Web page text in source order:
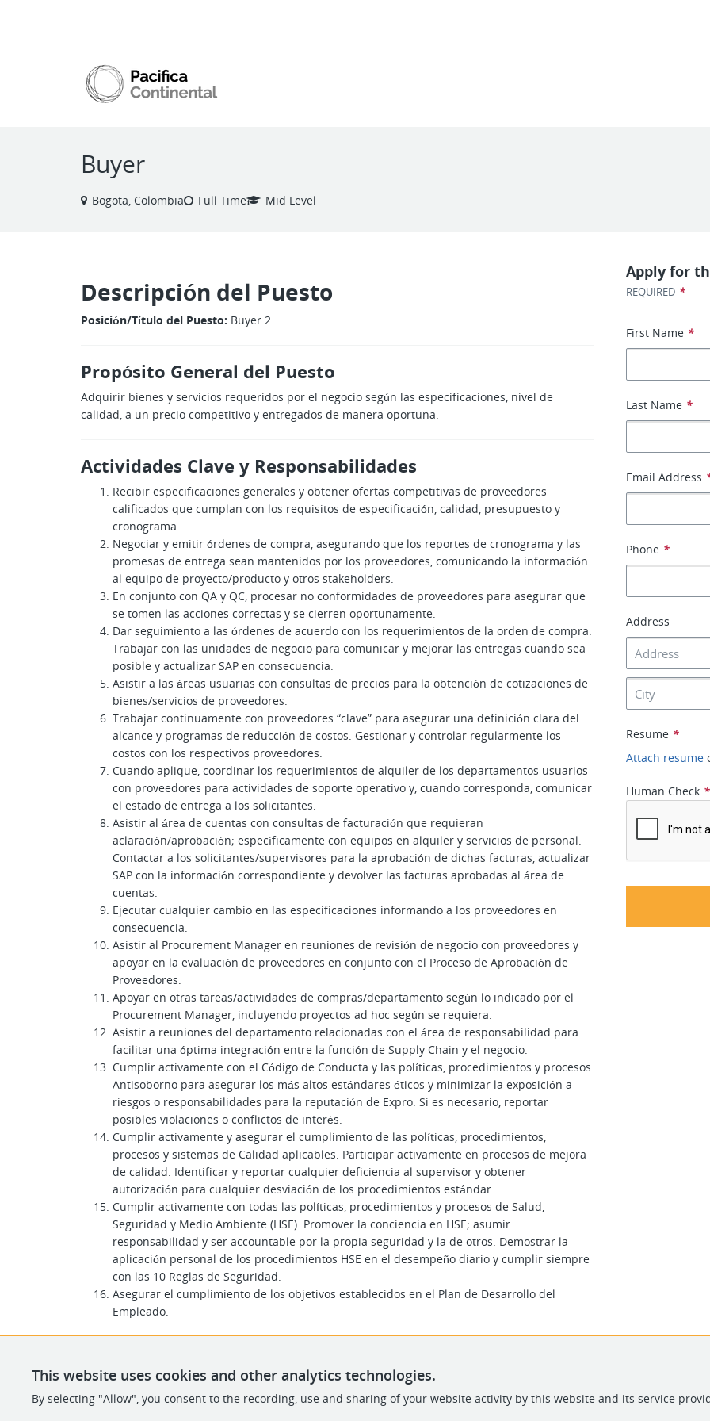
Buyer
Bogota, Colombia Full Time Mid Level
Descripción del Puesto
Posición/Título del Puesto: Buyer 2
Propósito General del Puesto
Adquirir bienes y servicios requeridos por el negocio según las especificaciones, nivel de
calidad, a un precio competitivo y entregados de manera oportuna.
Actividades Clave y Responsabilidades
Recibir especificaciones generales y obtener ofertas competitivas de proveedores
calificados que cumplan con los requisitos de especificación, calidad, presupuesto y
cronograma.
Negociar y emitir órdenes de compra, asegurando que los reportes de cronograma y las
promesas de entrega sean mantenidos por los proveedores, comunicando la información
al equipo de proyecto/producto y otros stakeholders.
En conjunto con QA y QC, procesar no conformidades de proveedores para asegurar que
se tomen las acciones correctas y se cierren oportunamente.
Dar seguimiento a las órdenes de acuerdo con los requerimientos de la orden de compra.
Trabajar con las unidades de negocio para comunicar y mejorar las entregas cuando sea
posible y actualizar SAP en consecuencia.
Asistir a las áreas usuarias con consultas de precios para la obtención de cotizaciones de
bienes/servicios de proveedores.
Trabajar continuamente con proveedores “clave” para asegurar una definición clara del
alcance y programas de reducción de costos. Gestionar y controlar regularmente los
costos con los respectivos proveedores.
Cuando aplique, coordinar los requerimientos de alquiler de los departamentos usuarios
con proveedores para actividades de soporte operativo y, cuando corresponda, comunicar
el estado de entrega a los solicitantes.
Asistir al área de cuentas con consultas de facturación que requieran
aclaración/aprobación; específicamente con equipos en alquiler y servicios de personal.
Contactar a los solicitantes/supervisores para la aprobación de dichas facturas, actualizar
SAP con la información correspondiente y devolver las facturas aprobadas al área de
cuentas.
Ejecutar cualquier cambio en las especificaciones informando a los proveedores en
consecuencia.
Asistir al Procurement Manager en reuniones de revisión de negocio con proveedores y
apoyar en la evaluación de proveedores en conjunto con el Proceso de Aprobación de
Proveedores.
Apoyar en otras tareas/actividades de compras/departamento según lo indicado por el
Procurement Manager, incluyendo proyectos ad hoc según se requiera.
Asistir a reuniones del departamento relacionadas con el área de responsabilidad para
facilitar una óptima integración entre la función de Supply Chain y el negocio.
Cumplir activamente con el Código de Conducta y las políticas, procedimientos y procesos
Antisoborno para asegurar los más altos estándares éticos y minimizar la exposición a
riesgos o responsabilidades para la reputación de Expro. Si es necesario, reportar
posibles violaciones o conflictos de interés.
Cumplir activamente y asegurar el cumplimiento de las políticas, procedimientos,
procesos y sistemas de Calidad aplicables. Participar activamente en procesos de mejora
de calidad. Identificar y reportar cualquier deficiencia al supervisor y obtener
autorización para cualquier desviación de los procedimientos estándar.
Cumplir activamente con todas las políticas, procedimientos y procesos de Salud,
Seguridad y Medio Ambiente (HSE). Promover la conciencia en HSE; asumir
responsabilidad y ser accountable por la propia seguridad y la de otros. Demostrar la
aplicación personal de los procedimientos HSE en el desempeño diario y cumplir siempre
con las 10 Reglas de Seguridad.
Asegurar el cumplimiento de los objetivos establecidos en el Plan de Desarrollo del
Empleado.
Apply for
REQUIRED *
First Name *
Last Name *
Email Address
Phone *
Address
Resume *
Attach resume
Human Check *
This website uses cookies and other analytics technologies.
By selecting "Allow", you consent to the recording, use and sharing of your website activity by this website and its service
POWERED BY